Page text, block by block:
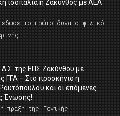
ισοπαλία η Ζάκυνθος με ΑΕΛ
το πρώτο δυνατό φιλικό
…
της ΕΠΣ Ζακύνθου με
ΓΓΑ – Στο προσκήνιο η
και οι επόμενες
Ένωσης!
πράξη της Γενικής